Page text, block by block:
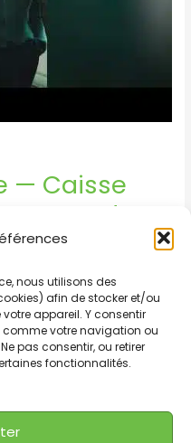
nous utilisons des
afin de stocker et/ou
appareil. Y consentir
comme votre navigation ou
pas consentir, ou retirer
fonctionnalités.
— Caisse
Le Gardeur
La Caisse Desjardins
Films pour produire
mettant en lumière
les organismes et
ces vidéos,